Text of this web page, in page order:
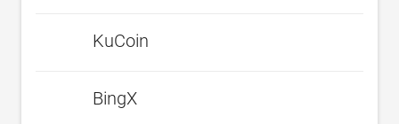
KuCoin
BingX